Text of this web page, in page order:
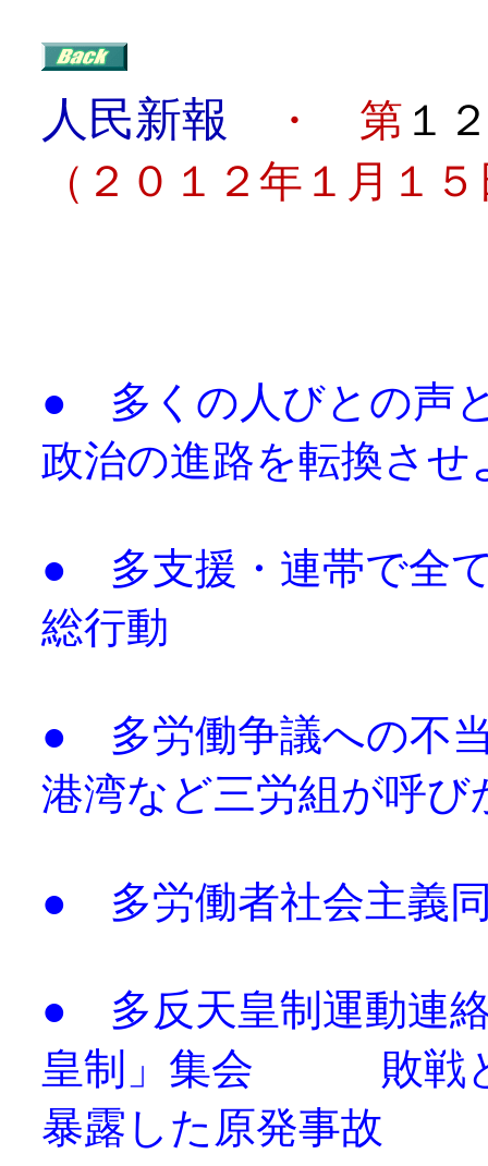
人民新報 ・ 第 １
（２０１２年１月１
● 多くの人びとの声
政治の進路を転換させ
● 多支援・連帯で
総行動
● 多労働争議への
港湾など三労組が呼び
● 多労働者社会主義
● 多反天皇制運動連
皇制」集会 敗戦と
暴露した原発事故